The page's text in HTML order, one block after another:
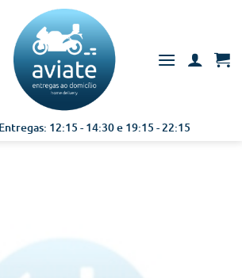
12:15 - 14:30 e 19:15 - 22:15